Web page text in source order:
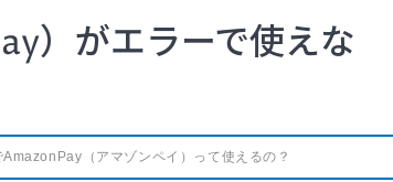
）がエラーで使えな
（アマゾンペイ）って使えるの？